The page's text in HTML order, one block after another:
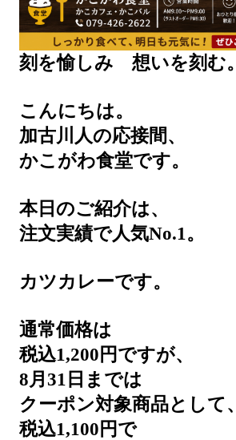
刻を愉しみ 想いを刻む。
こんにちは。
加古川人の応接間、
かこがわ食堂です。
本日のご紹介は、
注文実績で人気No.1。
カツカレーです。
通常価格は
税込1,200円ですが、
8月31日までは
クーポン対象商品として、
税込1,100円で